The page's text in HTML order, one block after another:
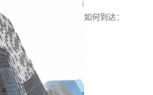
如何到达：